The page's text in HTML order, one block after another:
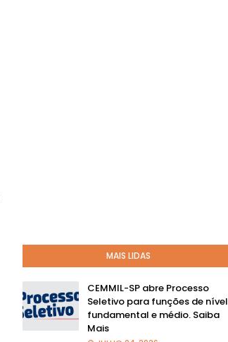
MAIS LIDAS
CEMMIL-SP abre Processo
Seletivo para funções de nível
fundamental e médio. Saiba
Mais